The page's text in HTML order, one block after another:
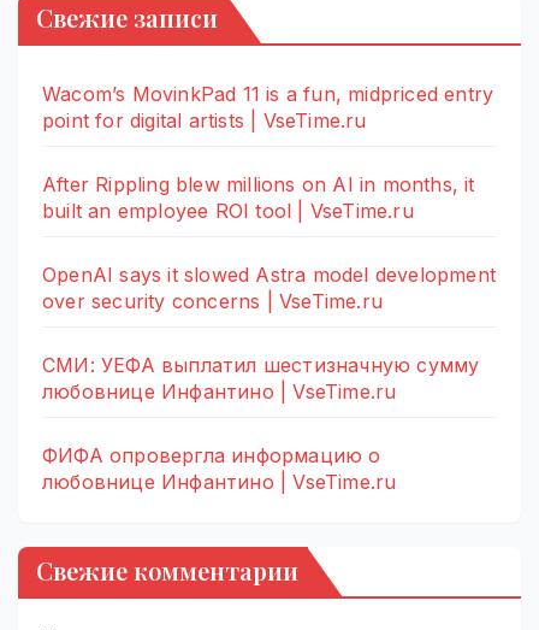
Свежие записи
Wacom’s MovinkPad 11 is a fun, midpriced entry
point for digital artists | VseTime.ru
After Rippling blew millions on AI in months, it
built an employee ROI tool | VseTime.ru
OpenAI says it slowed Astra model development
over security concerns | VseTime.ru
СМИ: УЕФА выплатил шестизначную сумму
любовнице Инфантино | VseTime.ru
ФИФА опровергла информацию о
любовнице Инфантино | VseTime.ru
Свежие комментарии